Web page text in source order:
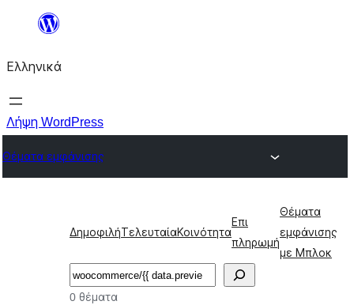
Μετάβαση
περιεχόμενο
Ελληνικά
Λήψη WordPress
Θέματα εμφάνισης
ΔημοφιλήΤελευταίαΚοινότητα
Επι
πληρωμή
Θέματα
εμφάνισης
με Μπλοκ
Αναζήτηση
0 θέματα